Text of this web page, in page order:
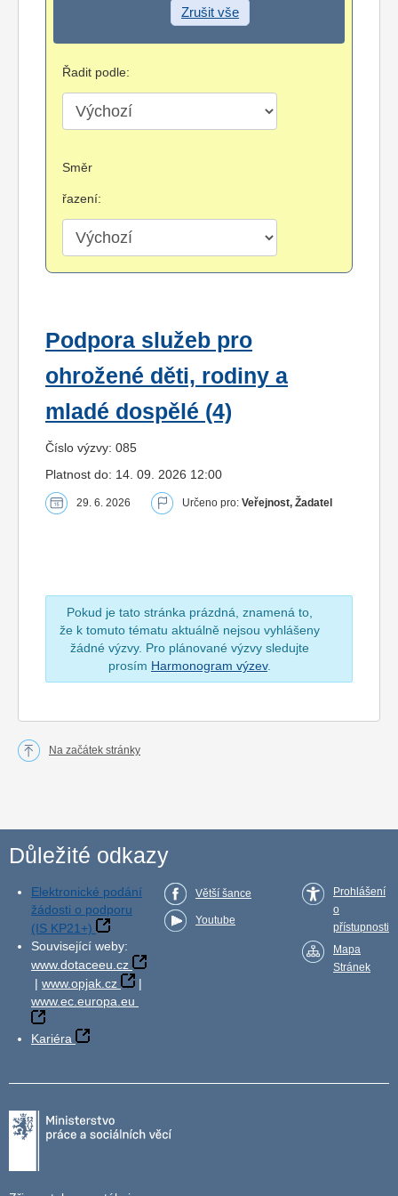
Zrušit vše
Řadit podle:
Směr
řazení:
Podpora služeb pro
ohrožené děti, rodiny a
mladé dospělé (4)
Číslo výzvy: 085
Platnost do: 14. 09. 2026 12:00
29. 6. 2026 Určeno pro: Veřejnost, Žadatel
Pokud je tato stránka prázdná, znamená to,
že k tomuto tématu aktuálně nejsou vyhlášeny
žádné výzvy. Pro plánované výzvy sledujte
prosím Harmonogram výzev.
Na začátek stránky
Důležité odkazy
Elektronické podání
žádosti o podporu
(IS KP21+)
Související weby:
www.dotaceeu.cz
| www.opjak.cz
|
www.ec.europa.eu
Kariéra
Větší šance
Youtube
Prohlášení
o
přístupnosti
Mapa
Stránek